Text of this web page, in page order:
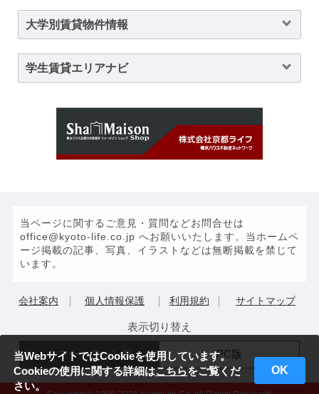
当WebサイトではCookieを使用しています。
Cookieの使用に関する詳細はこちらをご覧くだ
さい。
OK
大学別賃貸物件情報
学生賃貸エリアナビ
当ページに関するご意見・質問などお問合せは
office@kyoto-life.co.jp へお願いいたします。当ホームペ
ージ掲載の記事、写真、イラストなどは無断掲載を禁じて
います。
会社案内 個人情報保護 利用規約 サイトマップ
表示切り替え
スマートフォン版 PC版